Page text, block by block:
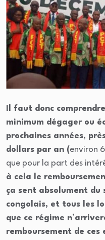
Il faut donc
minimum dégager ou
prochaines années,
dollars par an (environ
que pour la part des
à cela le
ça sent absolument du
congolais, et tous les
que ce régime
remboursement de ces